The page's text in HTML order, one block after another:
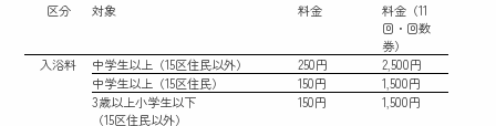
区分 対象 料金
料金（11
回・回数
券）
入浴料
中学生以上（15区住民以外） 250円
2,500円
中学生以上（15区住民）
150円
1,500円
3歳以上小学生以下
（15区住民以外）
150円 1,500円